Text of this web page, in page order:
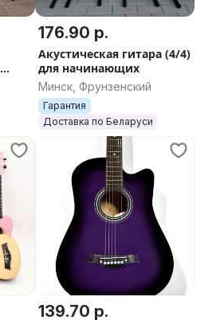
176.90 р.
Акустическая гитара (4/4)
для начинающих
Минск, Фрунзенский
Гарантия
Доставка по Беларуси
139.70 р.